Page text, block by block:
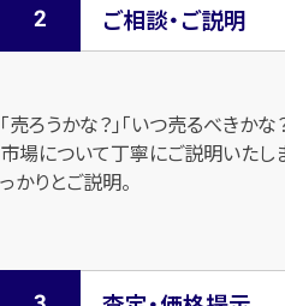
ご相談・ご説明
「売ろうかな？」「いつ売るべきか
市場について丁寧にご説明いたし
っかりとご説明。